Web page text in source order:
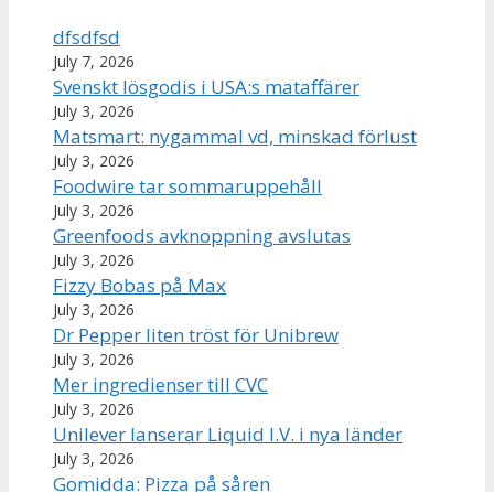
dfsdfsd
July 7, 2026
Svenskt lösgodis i USA:s mataffärer
July 3, 2026
Matsmart: nygammal vd, minskad förlust
July 3, 2026
Foodwire tar sommaruppehåll
July 3, 2026
Greenfoods avknoppning avslutas
July 3, 2026
Fizzy Bobas på Max
July 3, 2026
Dr Pepper liten tröst för Unibrew
July 3, 2026
Mer ingredienser till CVC
July 3, 2026
Unilever lanserar Liquid I.V. i nya länder
July 3, 2026
Gomidda: Pizza på såren